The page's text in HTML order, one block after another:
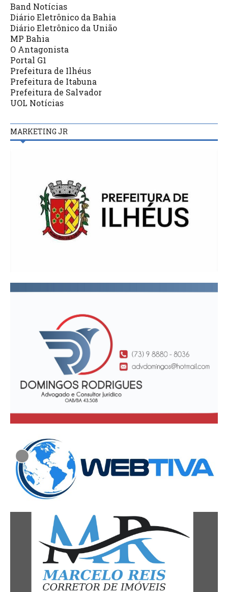
Band Notícias
Diário Eletrônico da Bahia
Diário Eletrônico da União
MP Bahia
O Antagonista
Portal G1
Prefeitura de Ilhéus
Prefeitura de Itabuna
Prefeitura de Salvador
UOL Notícias
MARKETING JR